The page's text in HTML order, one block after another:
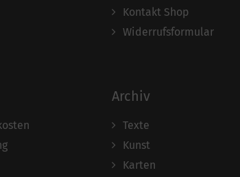
Kontakt Shop
Widerrufsformular
Archiv
Texte
Kunst
Karten